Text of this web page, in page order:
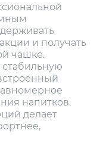
и получать
чашке.
напитков.
делает